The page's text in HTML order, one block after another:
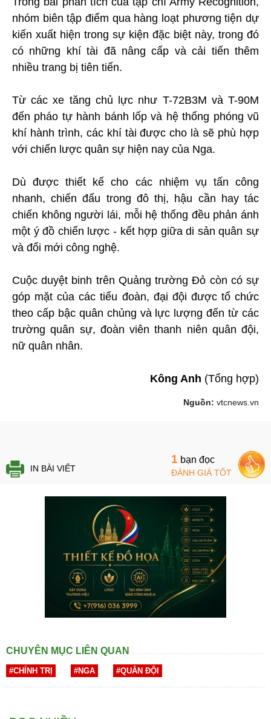
nhóm biên tập điểm qua hàng loạt phương tiện dự
kiến xuất hiện trong sự kiện đặc biệt này, trong đó
có những khí tài đã nâng cấp và cải tiến thêm
nhiều trang bị tiên tiến.
Từ các xe tăng chủ lực như T-72B3M và T-90M
đến pháo tự hành bánh lốp và hệ thống phóng vũ
khí hành trình, các khí tài được cho là sẽ phù hợp
với chiến lược quân sự hiện nay của Nga.
Dù được thiết kế cho các nhiệm vụ tấn công
nhanh, chiến đấu trong đô thị, hậu cần hay tác
chiến không người lái, mỗi hệ thống đều phản ánh
một ý đồ chiến lược - kết hợp giữa di sản quân sự
và đổi mới công nghệ.
Cuộc duyệt binh trên Quảng trường Đỏ còn có sự
góp mặt của các tiểu đoàn, đại đội được tổ chức
theo cấp bậc quân chủng và lực lượng đến từ các
trường quân sự, đoàn viên thanh niên quân đội,
nữ quân nhân.
Kông Anh (Tổng hợp)
Nguồn: vtcnews.vn
IN BÀI VIẾT
1 bạn đọc
ĐÁNH GIÁ TỐT
CHUYÊN MỤC LIÊN QUAN
#CHÍNH TRỊ #NGA #QUÂN ĐỘI